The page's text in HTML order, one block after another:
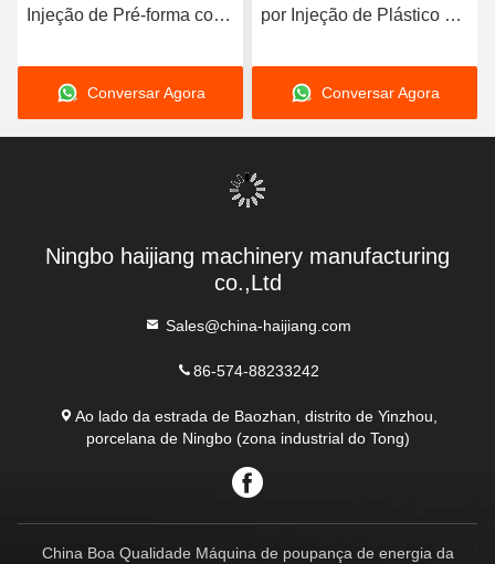
Injeção de Pré-forma com
LKM Otimizada para
Eficiência na Produção de
Peças Plásticas
Conversar Agora
por Injeção de Plástico de
Componentes Techmation
Schneider Vickers e Base
de Molde HASCO LKM
Conversar Agora
Ningbo haijiang machinery manufacturing
co.,Ltd
Sales@china-haijiang.com
86-574-88233242
Ao lado da estrada de Baozhan, distrito de Yinzhou,
porcelana de Ningbo (zona industrial do Tong)
China Boa Qualidade Máquina de poupança de energia da